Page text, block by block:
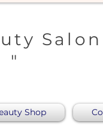
"
Shop